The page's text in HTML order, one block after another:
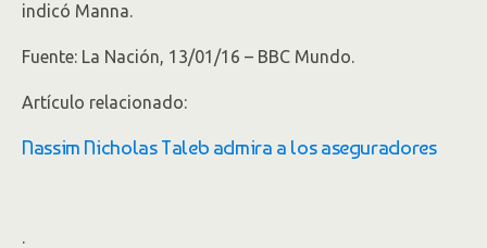
indicó Manna.
Fuente: La Nación, 13/01/16 – BBC Mundo.
Artículo relacionado:
Nassim Nicholas Taleb admira a los aseguradores
.